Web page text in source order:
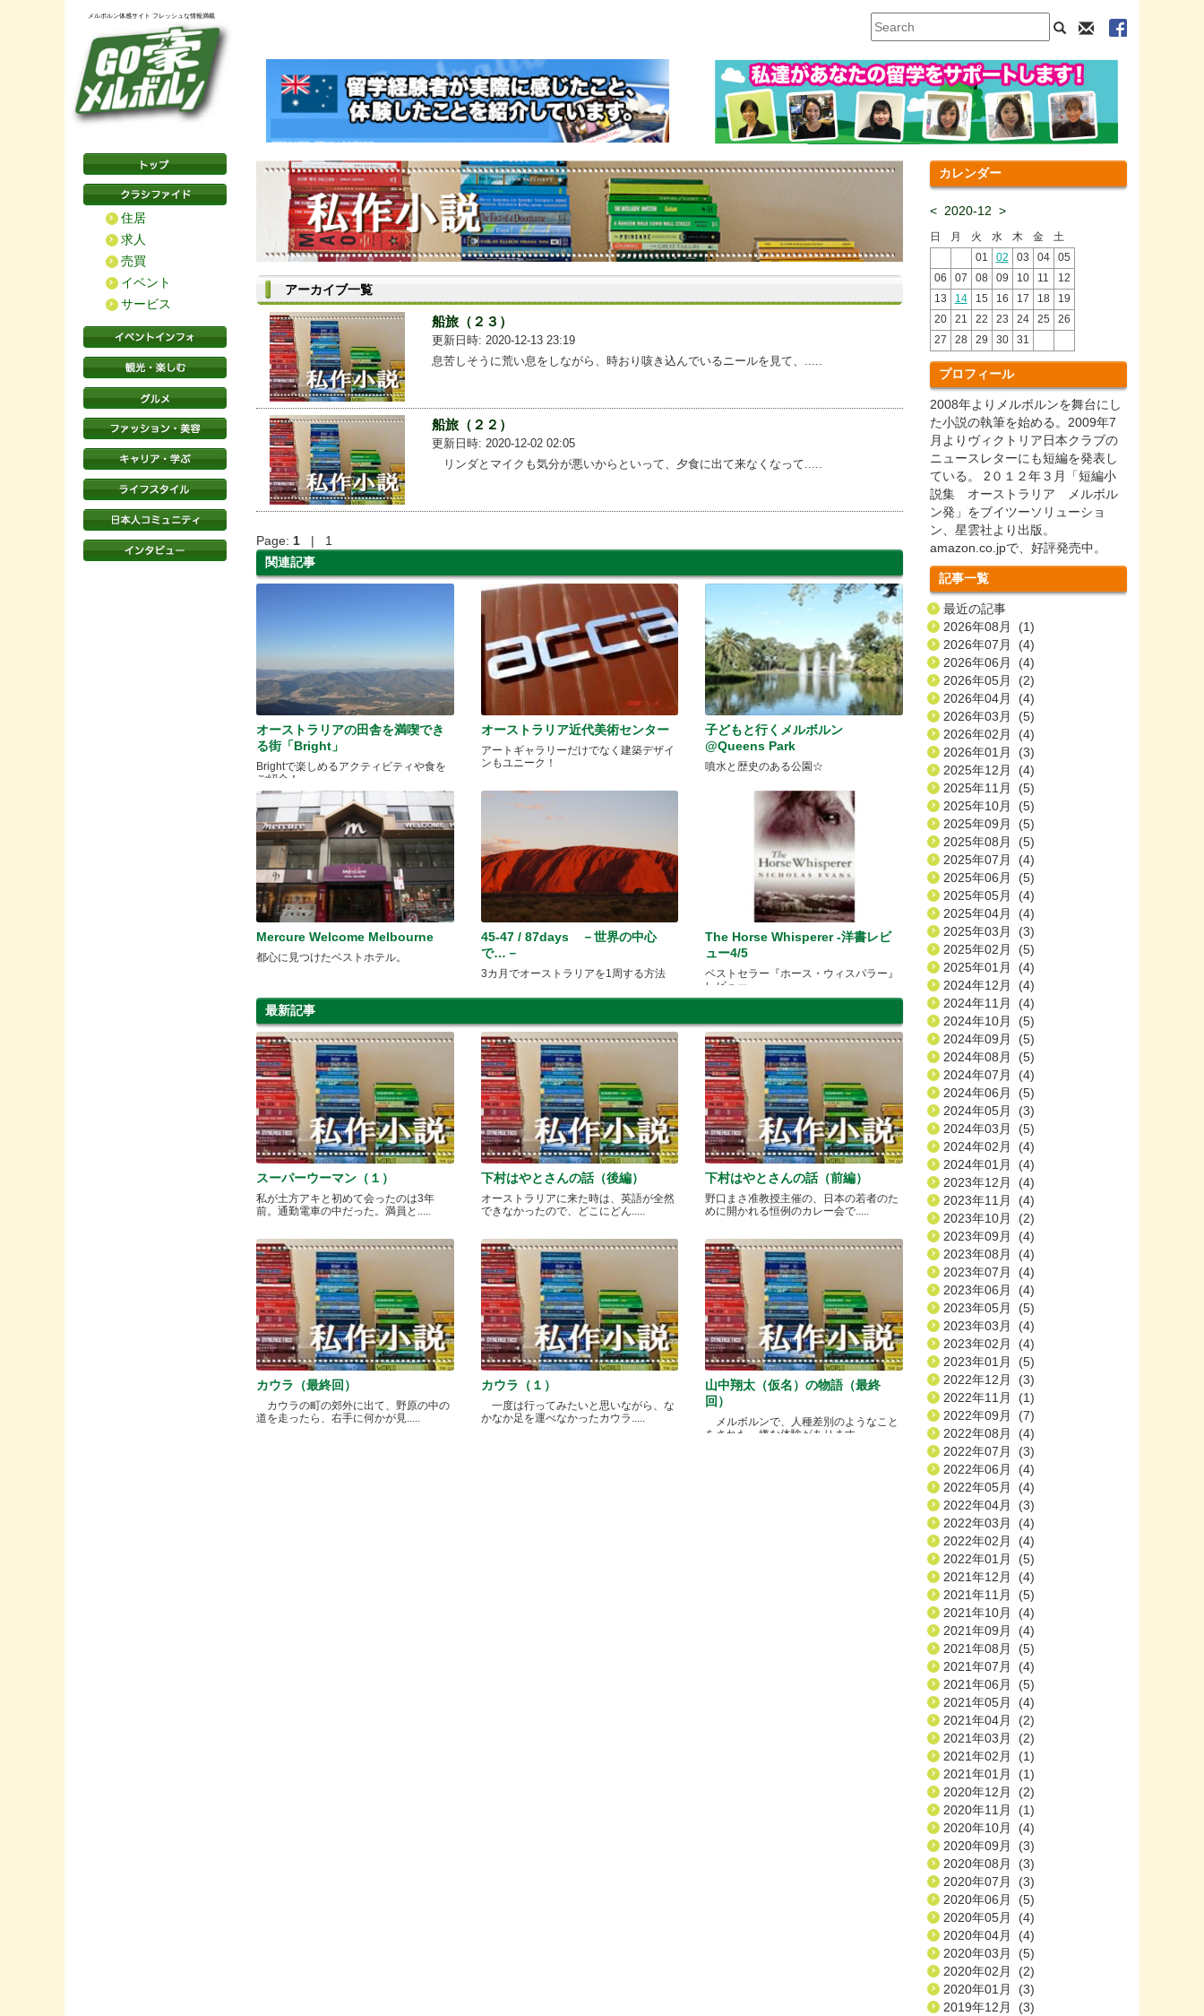
メルボルン体感サイト フレッシュな情報満載
住居
求人
売買
イベント
サービス
アーカイブ一覧
船旅（２３）
更新日時: 2020-12-13 23:19
息苦しそうに荒い息をしながら、時おり咳き込んでいるニールを見て、.....
船旅（２２）
更新日時: 2020-12-02 02:05
リンダとマイクも気分が悪いからといって、夕食に出て来なくなって.....
Page: 1 | 1
関連記事
オーストラリアの田舎を満喫でき
る街「Bright」
Brightで楽しめるアクティビティや食を
ご紹介！
オーストラリア近代美術センター
アートギャラリーだけでなく建築デザイ
ンもユニーク！
子どもと行くメルボルン
@Queens Park
噴水と歴史のある公園☆
Mercure Welcome Melbourne
都心に見つけたベストホテル。
45-47 / 87days －世界の中心
で…－
3カ月でオーストラリアを1周する方法
The Horse Whisperer -洋書レビ
ュー4/5
ベストセラー『ホース・ウィスパラー』
レビュー
最新記事
スーパーウーマン（１）
私が土方アキと初めて会ったのは3年
前。通勤電車の中だった。満員と.....
下村はやとさんの話（後編）
オーストラリアに来た時は、英語が全然
できなかったので、どこにどん.....
下村はやとさんの話（前編）
野口まさ准教授主催の、日本の若者のた
めに開かれる恒例のカレー会で.....
カウラ（最終回）
カウラの町の郊外に出て、野原の中の
道を走ったら、右手に何かが見.....
カウラ（１）
一度は行ってみたいと思いながら、な
かなか足を運べなかったカウラ.....
山中翔太（仮名）の物語（最終
回）
メルボルンで、人種差別のようなこと
をされた、嫌な体験があります.....
カレンダー
< 2020-12 >
日 月 火 水 木 金
土
01
02 03 04
05
06
07 08 09 10 11
12
13
14 15 16 17 18
19
20
21 22 23 24 25
26
27
28 29 30 31
プロフィール
2008年よりメルボルンを舞台にし
た小説の執筆を始める。2009年7
月よりヴィクトリア日本クラブの
ニュースレターにも短編を発表し
ている。 2０１２年３月「短編小
説集 オーストラリア メルボル
ン発」をブイツーソリューショ
ン、星雲社より出版。
amazon.co.jpで、好評発売中。
記事一覧
最近の記事
2026年08月 (1)
2026年07月 (4)
2026年06月 (4)
2026年05月 (2)
2026年04月 (4)
2026年03月 (5)
2026年02月 (4)
2026年01月 (3)
2025年12月 (4)
2025年11月 (5)
2025年10月 (5)
2025年09月 (5)
2025年08月 (5)
2025年07月 (4)
2025年06月 (5)
2025年05月 (4)
2025年04月 (4)
2025年03月 (3)
2025年02月 (5)
2025年01月 (4)
2024年12月 (4)
2024年11月 (4)
2024年10月 (5)
2024年09月 (5)
2024年08月 (5)
2024年07月 (4)
2024年06月 (5)
2024年05月 (3)
2024年03月 (5)
2024年02月 (4)
2024年01月 (4)
2023年12月 (4)
2023年11月 (4)
2023年10月 (2)
2023年09月 (4)
2023年08月 (4)
2023年07月 (4)
2023年06月 (4)
2023年05月 (5)
2023年03月 (4)
2023年02月 (4)
2023年01月 (5)
2022年12月 (3)
2022年11月 (1)
2022年09月 (7)
2022年08月 (4)
2022年07月 (3)
2022年06月 (4)
2022年05月 (4)
2022年04月 (3)
2022年03月 (4)
2022年02月 (4)
2022年01月 (5)
2021年12月 (4)
2021年11月 (5)
2021年10月 (4)
2021年09月 (4)
2021年08月 (5)
2021年07月 (4)
2021年06月 (5)
2021年05月 (4)
2021年04月 (2)
2021年03月 (2)
2021年02月 (1)
2021年01月 (1)
2020年12月 (2)
2020年11月 (1)
2020年10月 (4)
2020年09月 (3)
2020年08月 (3)
2020年07月 (3)
2020年06月 (5)
2020年05月 (4)
2020年04月 (4)
2020年03月 (5)
2020年02月 (2)
2020年01月 (3)
2019年12月 (3)